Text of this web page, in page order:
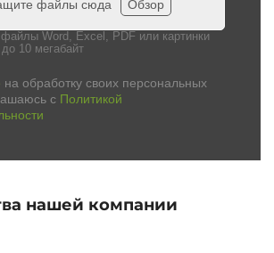
файлы сюда Обзор
Word, Excel, PDF или картинки
10 мегабайт
на обработку своих персональных
с Политикой
нашей компании